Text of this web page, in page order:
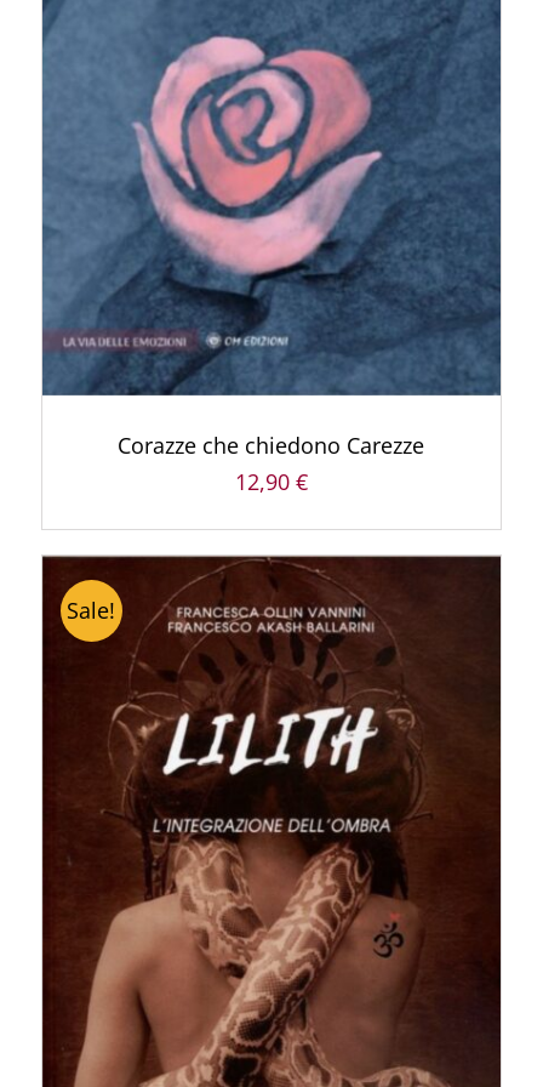
ACQUISTA PRODOTTO DETTAGLI
Corazze che chiedono Carezze
12,90 €
Sale!
ACQUISTA PRODOTTO / DETTAGLI